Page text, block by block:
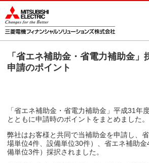
「省エネ補助金・省電力補助金」
申請のポイント
「省エネ補助金・省電力補助金」平成31年
とともに申請時のポイントをまとめました。
弊社はお客様と共同で当補助金を申請し、
場単位4件、設備単位30件）、省エネ補助
備単位3件）採択されました。